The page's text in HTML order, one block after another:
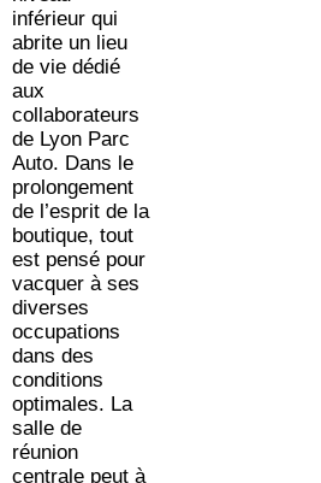
inférieur qui
abrite un lieu
de vie dédié
aux
collaborateurs
de Lyon Parc
Auto. Dans le
prolongement
de l’esprit de la
boutique, tout
est pensé pour
vacquer à ses
diverses
occupations
dans des
conditions
optimales. La
salle de
réunion
centrale peut à